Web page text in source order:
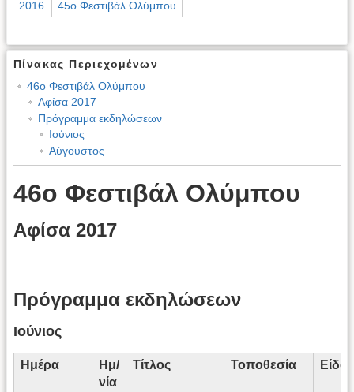
2016
45ο Φεστιβάλ Ολύμπου
Πίνακας Περιεχομένων
46ο Φεστιβάλ Ολύμπου
Αφίσα 2017
Πρόγραμμα εκδηλώσεων
Ιούνιος
Αύγουστος
46ο Φεστιβάλ Ολύμπου
Αφίσα 2017
Πρόγραμμα εκδηλώσεων
Ιούνιος
Ημέρα
Ημ/
νία
Τίτλος Τοποθεσία Είδος